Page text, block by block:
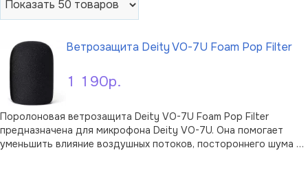
1 190р.
Ветрозащита Deity VO-7U Foam Pop Filter
Поролоновая ветрозащита Deity VO-7U Foam Pop Filter
предназначена для микрофона Deity VO-7U. Она помогает
уменьшить влияние воздушных потоков, постороннего шума и